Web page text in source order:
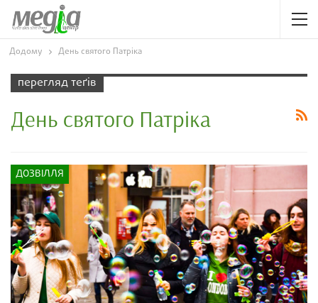
Додому День святого Патріка
перегляд теґів
День святого Патріка
ДОЗВІЛЛЯ